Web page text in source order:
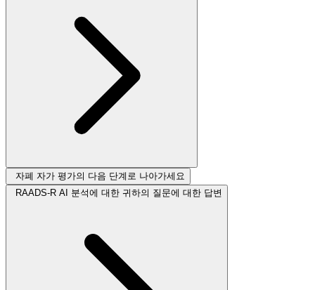
자폐 자가 평가의 다음 단계로 나아가세요
RAADS-R AI 분석에 대한 귀하의 질문에 대한 답변